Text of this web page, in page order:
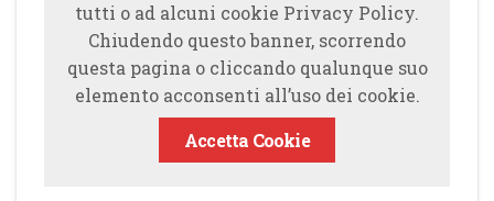
tutti o ad alcuni cookie Privacy Policy.
Chiudendo questo banner, scorrendo
questa pagina o cliccando qualunque suo
elemento acconsenti all’uso dei cookie.
Accetta Cookie